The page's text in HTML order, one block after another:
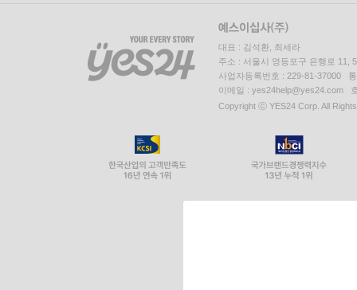
대표 : 김석환, 최세라
주소 : 서울시 영등포구 은행로 11,
사업자등록번호 : 229-81-37000
이메일 : yes24help@yes24.com
Copyright ⓒ YES24 Corp. All